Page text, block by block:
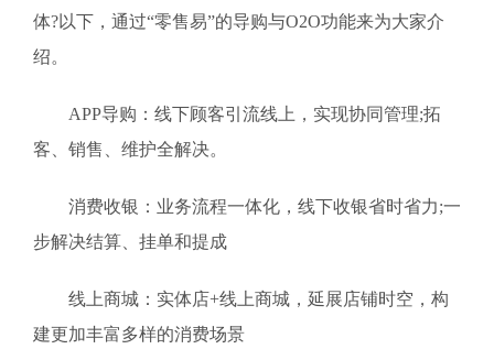
体?以下，通过“零售易”的导购与O2O功能来为大家介
绍。
APP导购：线下顾客引流线上，实现协同管理;拓
客、销售、维护全解决。
消费收银：业务流程一体化，线下收银省时省力;一
步解决结算、挂单和提成
线上商城：实体店+线上商城，延展店铺时空，构
建更加丰富多样的消费场景